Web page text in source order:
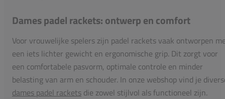
Dames padel rackets: ontwerp en comfort
Voor vrouwelijke spelers zijn padel rackets vaak ontworpen
een iets lichter gewicht en ergonomische grip. Dit zorgt voor
een comfortabele pasvorm, optimale controle en minder
belasting van arm en schouder. In onze webshop vind je
dames padel rackets die zowel stijlvol als functioneel zijn.